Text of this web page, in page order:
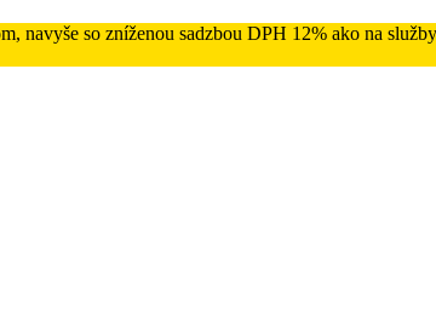
navyše so zníženou sadzbou DPH 12% ako na